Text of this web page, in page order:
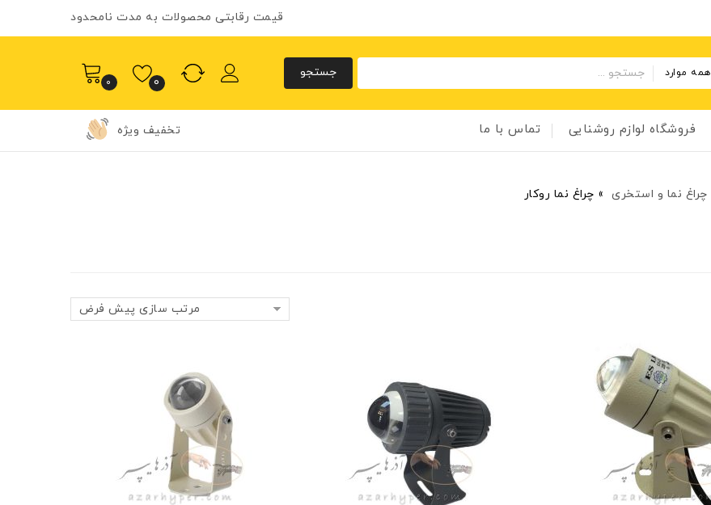
قیمت رقابتی محصولات به مدت نامحدود
همه موارد
0
0
فروشگاه لوازم روشنایی تماس با ما تخفیف ویژه
چراغ نما و استخری » چراغ نما روکار
مرتب سازی پیش فرض